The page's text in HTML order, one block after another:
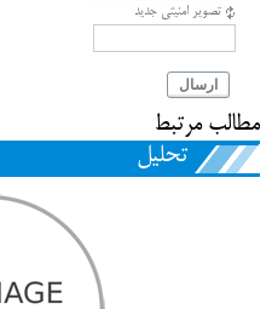
تصویر امنیتی جدید
ارسال
مطالب مرتبط
تحلیل